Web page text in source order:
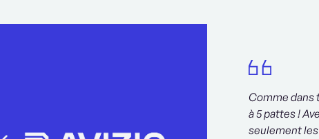
Comme dans
à 5 pattes !
seulement